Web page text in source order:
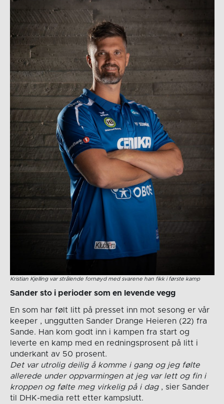
Kristian Kjelling var strålende fornøyd med svarene han fikk i første kamp
Sander sto i perioder som en levende vegg
En som har følt litt på presset inn mot sesong er vår
keeper , unggutten Sander Drange Heieren (22) fra
Sande. Han kom godt inn i kampen fra start og
leverte en kamp med en redningsprosent på litt i
underkant av 50 prosent.
Det var utrolig deilig å komme i gang og jeg følte
allerede under oppvarmingen at jeg var lett og fin i
kroppen og følte meg virkelig på i dag, sier Sander
til DHK-media rett etter kampslutt.